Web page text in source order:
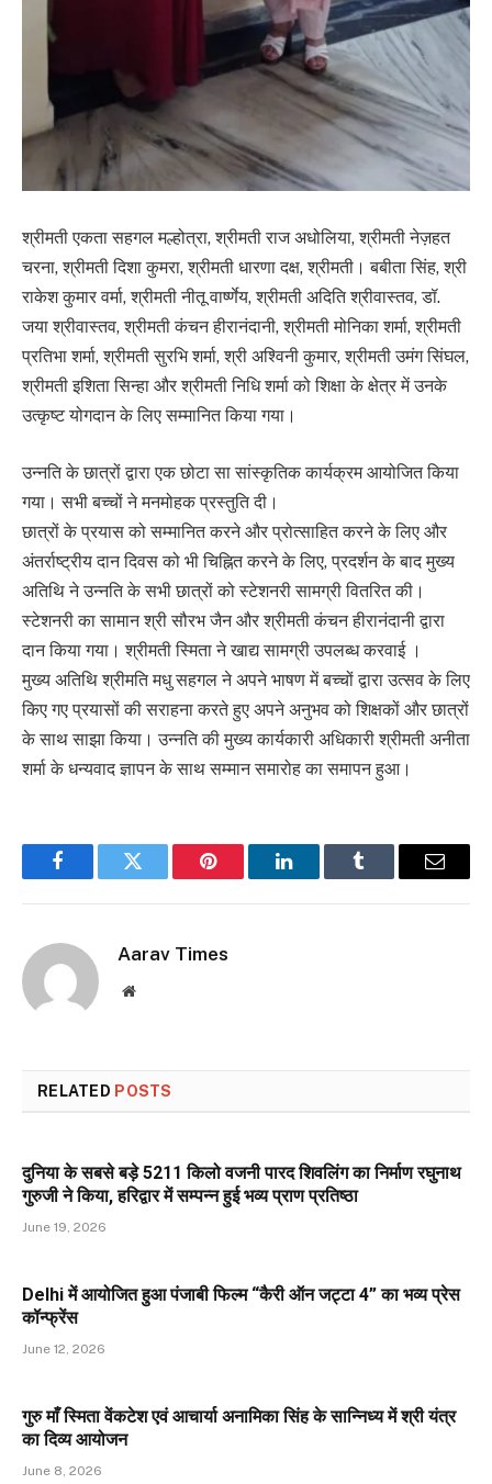
श्रीमती एकता सहगल मल्होत्रा, श्रीमती राज अधोलिया, श्रीमती नेज़हत
चरना, श्रीमती दिशा कुमरा, श्रीमती धारणा दक्ष, श्रीमती। बबीता सिंह, श्री
राकेश कुमार वर्मा, श्रीमती नीतू वार्ष्णेय, श्रीमती अदिति श्रीवास्तव, डॉ.
जया श्रीवास्तव, श्रीमती कंचन हीरानंदानी, श्रीमती मोनिका शर्मा, श्रीमती
प्रतिभा शर्मा, श्रीमती सुरभि शर्मा, श्री अश्विनी कुमार, श्रीमती उमंग सिंघल,
श्रीमती इशिता सिन्हा और श्रीमती निधि शर्मा को शिक्षा के क्षेत्र में उनके
उत्कृष्ट योगदान के लिए सम्मानित किया गया।
उन्नति के छात्रों द्वारा एक छोटा सा सांस्कृतिक कार्यक्रम आयोजित किया
गया। सभी बच्चों ने मनमोहक प्रस्तुति दी।
छात्रों के प्रयास को सम्मानित करने और प्रोत्साहित करने के लिए और
अंतर्राष्ट्रीय दान दिवस को भी चिह्नित करने के लिए, प्रदर्शन के बाद मुख्य
अतिथि ने उन्नति के सभी छात्रों को स्टेशनरी सामग्री वितरित की।
स्टेशनरी का सामान श्री सौरभ जैन और श्रीमती कंचन हीरानंदानी द्वारा
दान किया गया। श्रीमती स्मिता ने खाद्य सामग्री उपलब्ध करवाई ।
मुख्य अतिथि श्रीमति मधु सहगल ने अपने भाषण में बच्चों द्वारा उत्सव के लिए
किए गए प्रयासों की सराहना करते हुए अपने अनुभव को शिक्षकों और छात्रों
के साथ साझा किया। उन्नति की मुख्य कार्यकारी अधिकारी श्रीमती अनीता
शर्मा के धन्यवाद ज्ञापन के साथ सम्मान समारोह का समापन हुआ।
FacebookTwitter Pinterest LinkedInTumblr Email
Aarav Times
Website
RELATED POSTS
दुनिया के सबसे बड़े 5211 किलो वजनी पारद शिवलिंग का निर्माण रघुनाथ
गुरुजी ने किया, हरिद्वार में सम्पन्न हुई भव्य प्राण प्रतिष्ठा
June 19, 2026
Delhi में आयोजित हुआ पंजाबी फिल्म “कैरी ऑन जट्टा 4” का भव्य प्रेस
कॉन्फ्रेंस
June 12, 2026
गुरु माँ स्मिता वेंकटेश एवं आचार्या अनामिका सिंह के सान्निध्य में श्री यंत्र
का दिव्य आयोजन
June 8, 2026